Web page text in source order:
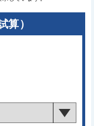
算）